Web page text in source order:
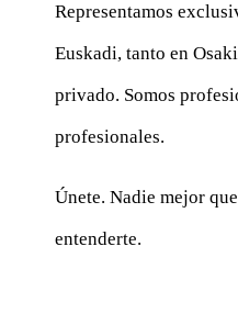
Representamos
Euskadi, tanto en
privado. Somos
profesionales.
Únete. Nadie mejor
entenderte.